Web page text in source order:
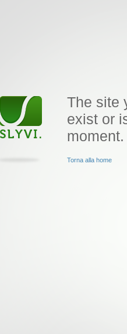
The site
exist or
moment.
Torna alla home